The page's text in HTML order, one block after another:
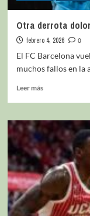
Otra derrota
febrero 4, 2026
0
El FC Barcelona
muchos fallos en la
Leer más